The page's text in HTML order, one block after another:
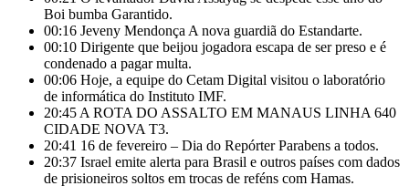
Boi bumba Garantido.
00:16 Jeveny Mendonça A nova guardiã do Estandarte.
00:10 Dirigente que beijou jogadora escapa de ser preso e é
condenado a pagar multa.
00:06 Hoje, a equipe do Cetam Digital visitou o laboratório
de informática do Instituto IMF.
20:45 A ROTA DO ASSALTO EM MANAUS LINHA 640
CIDADE NOVA T3.
20:41 16 de fevereiro – Dia do Repórter Parabens a todos.
20:37 Israel emite alerta para Brasil e outros países com dados
de prisioneiros soltos em trocas de reféns com Hamas.